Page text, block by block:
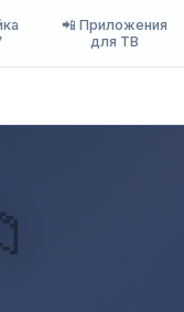
📲 Приложения
для ТВ